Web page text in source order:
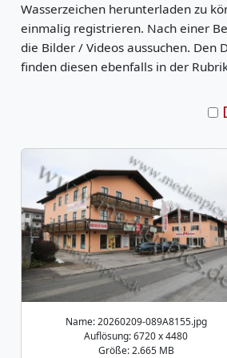
Wasserzeichen herunterladen zu
einmalig registrieren. Nach einer
die Bilder / Videos aussuchen. Den
finden diesen ebenfalls in der
Name: 20260209-089A8155.jpg
Auflösung: 6720 x 4480
Größe: 2.665 MB